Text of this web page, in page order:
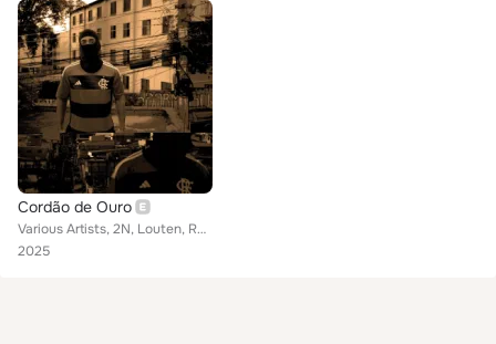
Cordão de Ouro
Various Artists, 2N, Louten, REAL K, LELEO LETRISTA
2025